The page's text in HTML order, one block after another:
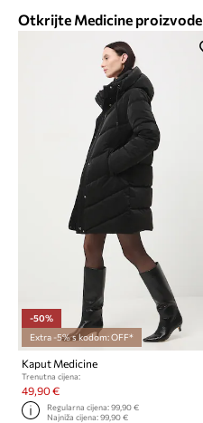
Otkrijte Medicine proizvode
-50%
Extra -5% s kodom: OFF*
Kaput Medicine
Trenutna cijena:
49,90 €
Regularna cijena:99,90 €
Najniža cijena:99,90 €